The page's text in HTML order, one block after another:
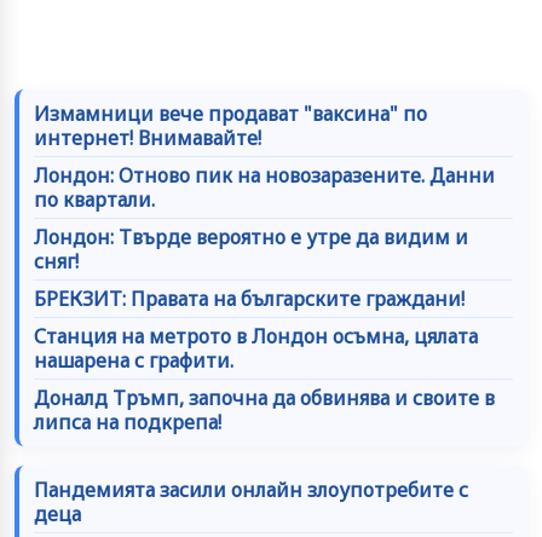
Измамници вече продават "ваксина" по
интернет! Внимавайте!
Лондон: Отново пик на новозаразените. Данни
по квартали.
Лондон: Твърде вероятно е утре да видим и
сняг!
БРЕКЗИТ: Правата на българските граждани!
Станция на метрото в Лондон осъмна, цялата
нашарена с графити.
Доналд Тръмп, започна да обвинява и своите в
липса на подкрепа!
Пандемията засили онлайн злоупотребите с
деца